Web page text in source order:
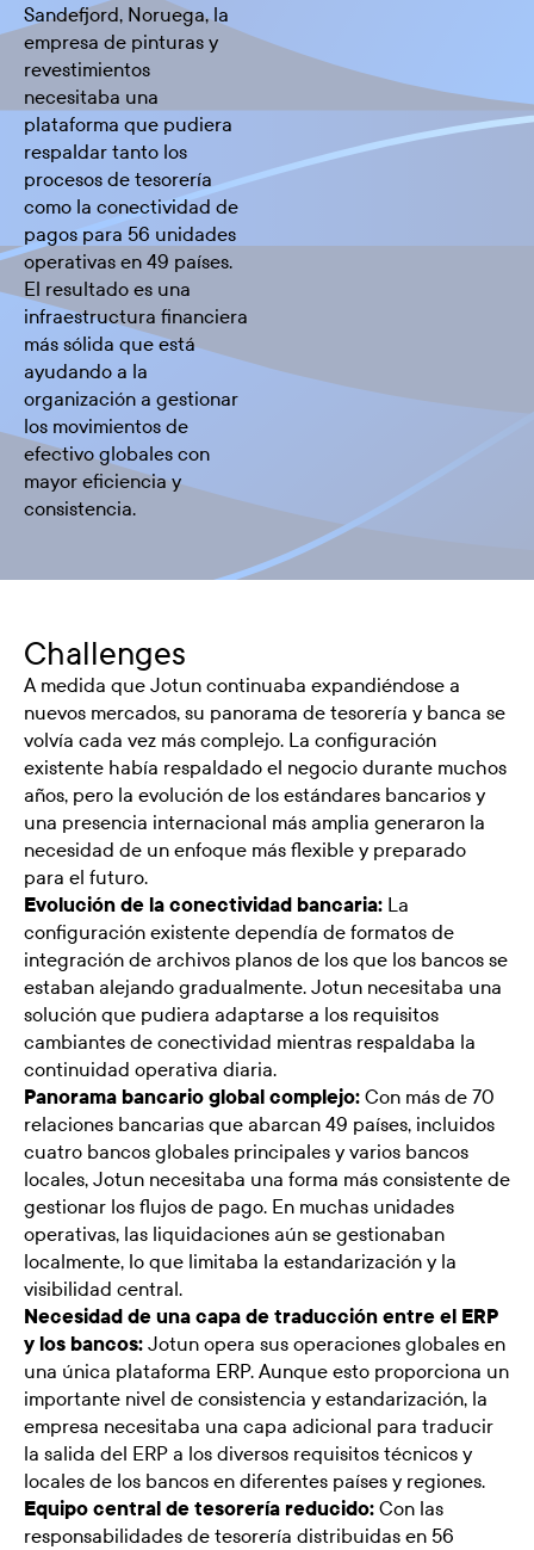
Sandefjord, Noruega, la
empresa de pinturas y
revestimientos
necesitaba una
plataforma que pudiera
respaldar tanto los
procesos de tesorería
como la conectividad de
pagos para 56 unidades
operativas en 49 países.
El resultado es una
infraestructura financiera
más sólida que está
ayudando a la
organización a gestionar
los movimientos de
efectivo globales con
mayor eficiencia y
consistencia.
Challenges
A medida que Jotun continuaba expandiéndose a
nuevos mercados, su panorama de tesorería y banca se
volvía cada vez más complejo. La configuración
existente había respaldado el negocio durante muchos
años, pero la evolución de los estándares bancarios y
una presencia internacional más amplia generaron la
necesidad de un enfoque más flexible y preparado
para el futuro.
Evolución de la conectividad bancaria: La
configuración existente dependía de formatos de
integración de archivos planos de los que los bancos se
estaban alejando gradualmente. Jotun necesitaba una
solución que pudiera adaptarse a los requisitos
cambiantes de conectividad mientras respaldaba la
continuidad operativa diaria.
Panorama bancario global complejo: Con más de 70
relaciones bancarias que abarcan 49 países, incluidos
cuatro bancos globales principales y varios bancos
locales, Jotun necesitaba una forma más consistente de
gestionar los flujos de pago. En muchas unidades
operativas, las liquidaciones aún se gestionaban
localmente, lo que limitaba la estandarización y la
visibilidad central.
Necesidad de una capa de traducción entre el ERP
y los bancos: Jotun opera sus operaciones globales en
una única plataforma ERP. Aunque esto proporciona un
importante nivel de consistencia y estandarización, la
empresa necesitaba una capa adicional para traducir
la salida del ERP a los diversos requisitos técnicos y
locales de los bancos en diferentes países y regiones.
Equipo central de tesorería reducido: Con las
responsabilidades de tesorería distribuidas en 56